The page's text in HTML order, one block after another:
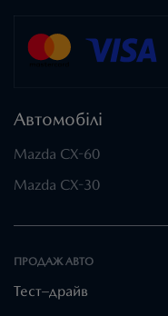
Автомобілі
Mazda CX-60
Mazda CX-30
ПРОДАЖ АВТО
Тест–драйв